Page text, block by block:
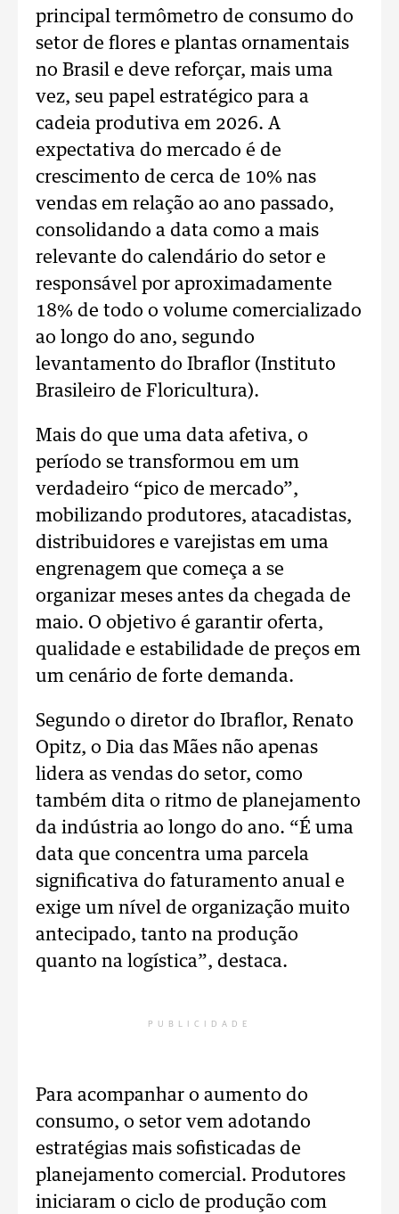
principal termômetro de consumo do
setor de flores e plantas ornamentais
no Brasil e deve reforçar, mais uma
vez, seu papel estratégico para a
cadeia produtiva em 2026. A
expectativa do mercado é de
crescimento de cerca de 10% nas
vendas em relação ao ano passado,
consolidando a data como a mais
relevante do calendário do setor e
responsável por aproximadamente
18% de todo o volume comercializado
ao longo do ano, segundo
levantamento do Ibraflor (Instituto
Brasileiro de Floricultura).
Mais do que uma data afetiva, o
período se transformou em um
verdadeiro “pico de mercado”,
mobilizando produtores, atacadistas,
distribuidores e varejistas em uma
engrenagem que começa a se
organizar meses antes da chegada de
maio. O objetivo é garantir oferta,
qualidade e estabilidade de preços em
um cenário de forte demanda.
Segundo o diretor do Ibraflor, Renato
Opitz, o Dia das Mães não apenas
lidera as vendas do setor, como
também dita o ritmo de planejamento
da indústria ao longo do ano. “É uma
data que concentra uma parcela
significativa do faturamento anual e
exige um nível de organização muito
antecipado, tanto na produção
quanto na logística”, destaca.
PUBLICIDADE
Para acompanhar o aumento do
consumo, o setor vem adotando
estratégias mais sofisticadas de
planejamento comercial. Produtores
iniciaram o ciclo de produção com